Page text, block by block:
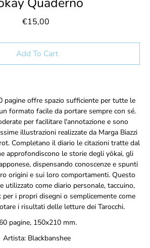
€15,00
Select variant
Add To Cart
pagine offre spazio sufficiente per tutte le
formato facile da portare sempre con sé.
per facilitare l'annotazione e sono
illustrazioni realizzate da Marga Biazzi
Completano il diario le citazioni tratte dal
approfondiscono le storie degli yōkai, gli
dispensando conoscenze e spunti
origini e sui loro comportamenti. Questo
utilizzato come diario personale, taccuino,
per i propri disegni o semplicemente come
i risultati delle letture dei Tarocchi.
pagine, 150x210 mm.
Artista: Blackbanshee